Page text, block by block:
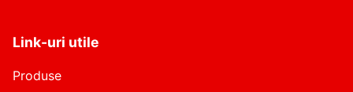
Link-uri utile
Produse